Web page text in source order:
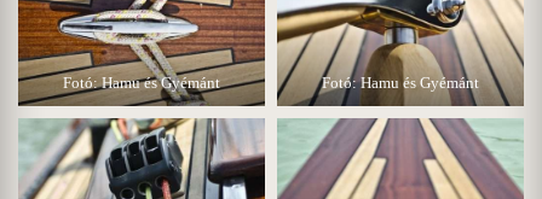
Fotó: Hamu és Gyémánt Fotó: Hamu és Gyémánt